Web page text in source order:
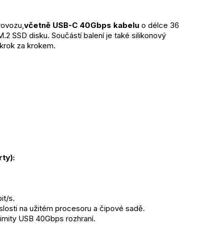
včetně USB-C 40Gbps kabelu o délce 36
SSD disku. Součástí balení je také silikonový
za krokem.
s.
na užitém procesoru a čipové sadě.
USB 40Gbps rozhraní.